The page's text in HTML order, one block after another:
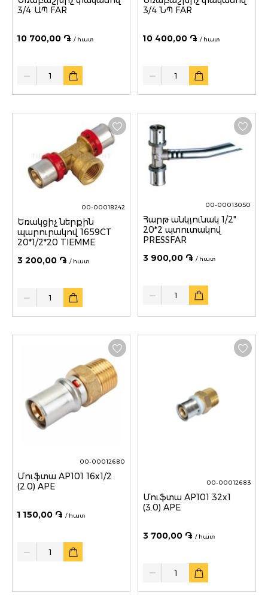
3/4 ԱՊ FAR
10 700,00 ֏ / հատ
3/4 ՆՊ FAR
10 400,00 ֏ / հատ
00-00018242
Եռակցիչ ներքին
պարուրակով 1659CT
20*1/2*20 TIEMME
3 200,00 ֏ / հատ
00-00013050
Հարթ անկյունակ 1/2"
20*2 պտուտակով
PRESSFAR
3 900,00 ֏ / հատ
Quantity
00-00012680
Մուֆտա AP101 16x1/2
(2.0) APE
1 150,00 ֏ / հատ
00-00012683
Մուֆտա AP101 32x1
(3.0) APE
3 700,00 ֏ / հատ
Quantity